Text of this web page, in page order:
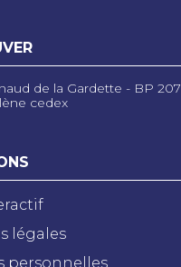
de la Gardette - BP 207
cedex
légales
personnelles